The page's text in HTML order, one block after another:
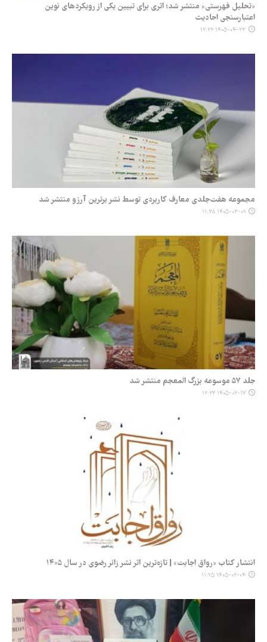
«تحلیل فهرستی» منتشر شد؛ اثری برای تبیین یکی از رویکردهای نوین
اعتبارسنجی احادیث
۱۴۰۵-۰۴-۲۳ ۱۲:۲۲
مجموعه هفت‌جلدی معارف کاربردی توسط نشر برترین آرزو منتشر شد
۱۴۰۵-۰۳-۰۹ ۱۱:۳۸
جلد ۵۷ موسوعه بزرگ المعجم منتشر شد
۱۴۰۵-۰۲-۱۷ ۱۲:۲۷
انتشار کتاب «رواق اجابت» | تازه‌ترین اثر نشر زائر رضوی در سال ۱۴۰۵
۱۴۰۵-۰۲-۰۴ ۱۱:۲۵